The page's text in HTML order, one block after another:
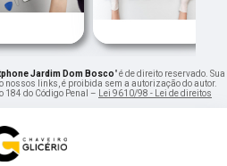
Jardim Dom Bosco" é de direito reservado. Sua
nossos links, é proibida sem a autorização do autor.
184 do Código Penal –
Lei 9610/98 - Lei de direitos